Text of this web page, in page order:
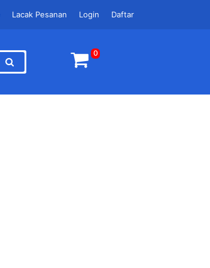
Daftar
Login
Lacak Pesanan
0